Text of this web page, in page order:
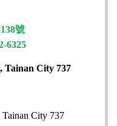
號
6325
Tainan City 737
City 737